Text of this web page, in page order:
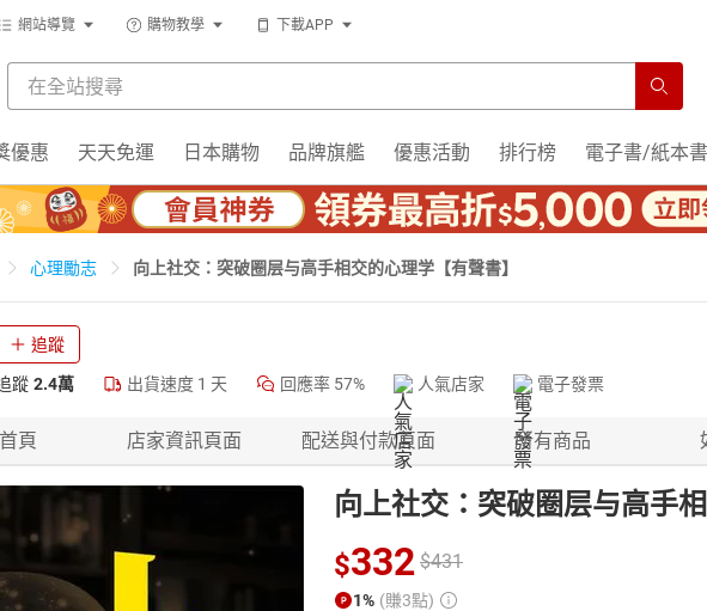
網站導覽 購物教學 下載APP
優惠 天天免運 日本購物 品牌旗艦 優惠活動 排行榜 電子書/紙本書
心理勵志 向上社交：突破圈层与高手相交的心理学【有聲書】
追蹤
蹤 2.4萬 出貨速度 1 天 回應率 57% 人氣店家 電子發票
頁 店家資訊頁面 配送與付款頁面 所有商品
向上社交：突破圈层与高手
$332 $431
1% (賺3點)